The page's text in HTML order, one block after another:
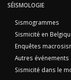
SÉISMOLOGIE
Sismogrammes
Sismicité en
Enquêtes
Autres
Sismicité dans le